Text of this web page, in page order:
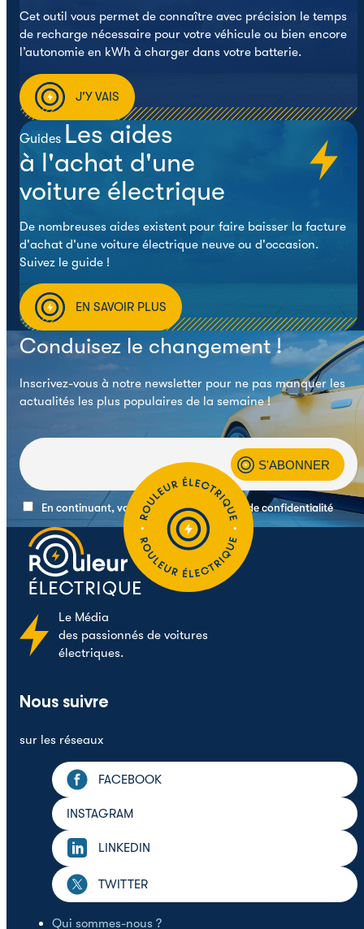
Cet outil vous permet de connaître avec précision le temps
de recharge nécessaire pour votre véhicule ou bien encore
l’autonomie en kWh à charger dans votre batterie.
J'Y VAIS
Guides Les aides
à l'achat d'une
voiture électrique
De nombreuses aides existent pour faire baisser la facture
d'achat d'une voiture électrique neuve ou d'occasion.
Suivez le guide !
EN SAVOIR PLUS
Conduisez le changement !
Inscrivez-vous à notre newsletter pour ne pas manquer les
actualités les plus populaires de la semaine !
En continuant, vous acceptez la politique de confidentialité
Le Média
des passionnés de voitures
électriques.
Nous suivre
sur les réseaux
FACEBOOK
INSTAGRAM
LINKEDIN
TWITTER
Qui sommes-nous ?